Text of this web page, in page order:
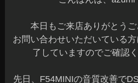
本日もご来店ありがとう
お問い合わせいただいている
了していますのでご確認
先日、F54MINIの音質改善で